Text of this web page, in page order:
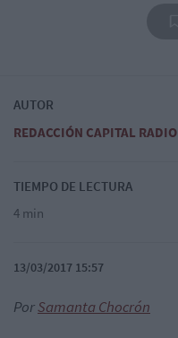
AUTOR
REDACCIÓN CAPITAL RADIO
TIEMPO DE LECTURA
4 min
13/03/2017 15:57
PorSamanta Chocrón